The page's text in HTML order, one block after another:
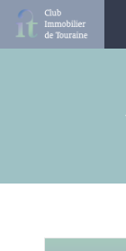
Panneau de gestion